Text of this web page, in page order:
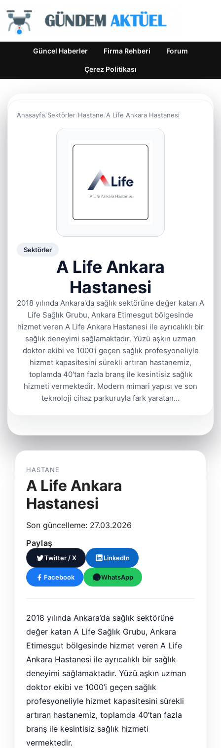
Güncel Haberler Firma Rehberi Forum
Çerez Politikası
Anasayfa Sektörler Hastane A Life Ankara Hastanesi
Sektörler
A Life Ankara
Hastanesi
2018 yılında Ankara'da sağlık sektörüne değer katan A
Life Sağlık Grubu, Ankara Etimesgut bölgesinde
hizmet veren A Life Ankara Hastanesi ile ayrıcalıklı bir
sağlık deneyimi sağlamaktadır. Yüzü aşkın uzman
doktor ekibi ve 1000'i geçen sağlık profesyoneliyle
hizmet kapasitesini sürekli artıran hastanemiz,
toplamda 40'tan fazla branş ile kesintisiz sağlık
hizmeti vermektedir. Modern mimari yapısı ve son
teknoloji cihaz parkuruyla fark yaratan…
HASTANE
A Life Ankara
Hastanesi
Son güncelleme: 27.03.2026
Paylaş
Twitter / X LinkedIn
Facebook WhatsApp
2018 yılında Ankara’da sağlık sektörüne
değer katan A Life Sağlık Grubu, Ankara
Etimesgut bölgesinde hizmet veren A Life
Ankara Hastanesi ile ayrıcalıklı bir sağlık
deneyimi sağlamaktadır. Yüzü aşkın uzman
doktor ekibi ve 1000’i geçen sağlık
profesyoneliyle hizmet kapasitesini sürekli
artıran hastanemiz, toplamda 40’tan fazla
branş ile kesintisiz sağlık hizmeti
vermektedir.